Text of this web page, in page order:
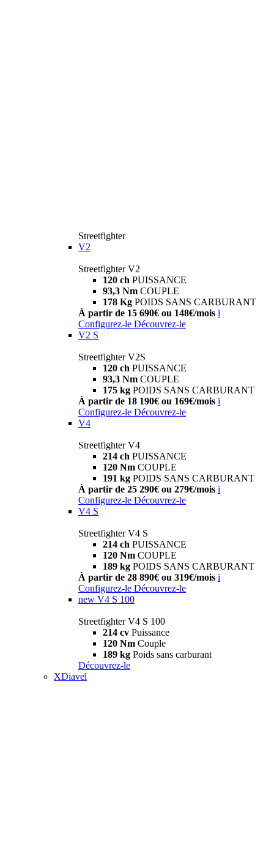
Streetfighter
V2
Streetfighter V2
120 ch PUISSANCE
93,3 Nm COUPLE
178 Kg POIDS SANS CARBURANT
À partir de 15 690€ ou 148€/mois i
Configurez-le Découvrez-le
V2 S
Streetfighter V2S
120 ch PUISSANCE
93,3 Nm COUPLE
175 kg POIDS SANS CARBURANT
À partir de 18 190€ ou 169€/mois i
Configurez-le Découvrez-le
V4
Streetfighter V4
214 ch PUISSANCE
120 Nm COUPLE
191 kg POIDS SANS CARBURANT
À partir de 25 290€ ou 279€/mois i
Configurez-le Découvrez-le
V4 S
Streetfighter V4 S
214 ch PUISSANCE
120 Nm COUPLE
189 kg POIDS SANS CARBURANT
À partir de 28 890€ ou 319€/mois i
Configurez-le Découvrez-le
new V4 S 100
Streetfighter V4 S 100
214 cv Puissance
120 Nm Couple
189 kg Poids sans carburant
Découvrez-le
XDiavel